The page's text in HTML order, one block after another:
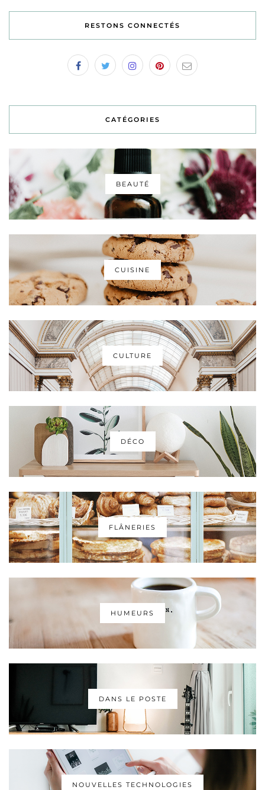
RESTONS CONNECTÉS
CATÉGORIES
BEAUTÉ
CUISINE
CULTURE
DÉCO
FLÂNERIES
HUMEURS
DANS LE POSTE
NOUVELLES TECHNOLOGIES